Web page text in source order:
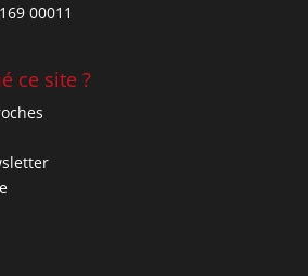
00011
ce site ?